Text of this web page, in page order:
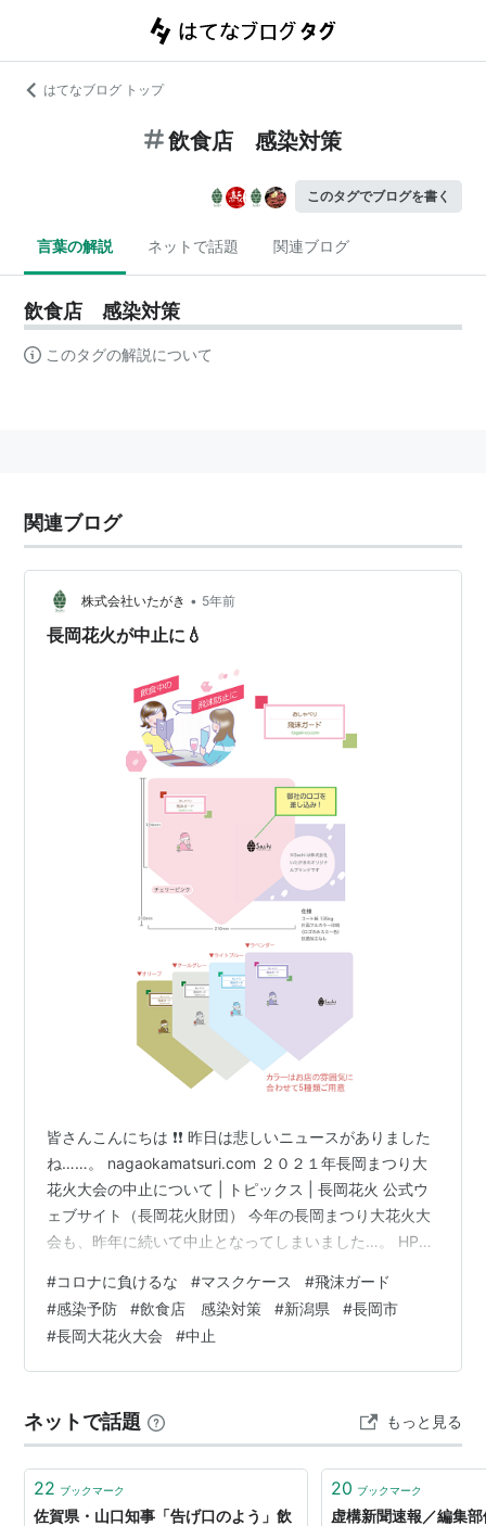
はてなブログ トップ
飲食店 感染対策
このタグでブログを書く
言葉の解説 ネットで話題 関連ブログ
飲食店 感染対策
このタグの解説について
関連ブログ
株式会社いたがき • 5年前
長岡花火が中止に💧
皆さんこんにちは ❗❗ 昨日は悲しいニュースがありました
ね……。 nagaokamatsuri.com ２０２１年長岡まつり大
花火大会の中止について | トピックス | 長岡花火 公式ウ
ェブサイト（長岡花火財団） 今年の長岡まつり大花火大
会も、昨年に続いて中止となってしまいました…。 HPの
して決断されたというのが、ひしひしと伝わってきま
す……。 長岡市では、県が独自の特別警報を出した上
で、飲食店の時短営業を要請することが決定していま
す。 市の感染者は50人を超えてしまい、県内最多です。
の中…
#コロナに負けるな #マスクケース #飛沫ガード
#感染予防 #飲食店 感染対策 #新潟県 #長岡市
#長岡大花火大会 #中止
ネットで話題 もっと見る
22 ブックマーク
佐賀県・山口知事「告げ口のよう」飲
20 ブックマーク
虚構新聞速報／編集